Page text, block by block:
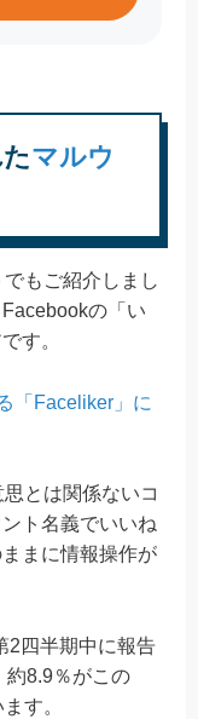
マルウ
もご紹介しまし
の「い
す。
「Faceliker」に
とは関係ないコ
ト名義でいいね
まに情報操作が
2四半期中に報告
約8.9％がこの
す。